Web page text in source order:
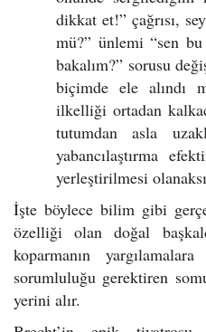
dikkat et!” çağrısı,
mü?” ünlemi “sen
bakalım?” sorusu
biçimde ele alındı
ilkelliği ortadan
tutumdan asla
yabancılaştırma
yerleştirilmesi
İşte böylece bilim gibi
özelliği olan doğal
koparmanın
sorumluluğu gerektiren
yerini alır.